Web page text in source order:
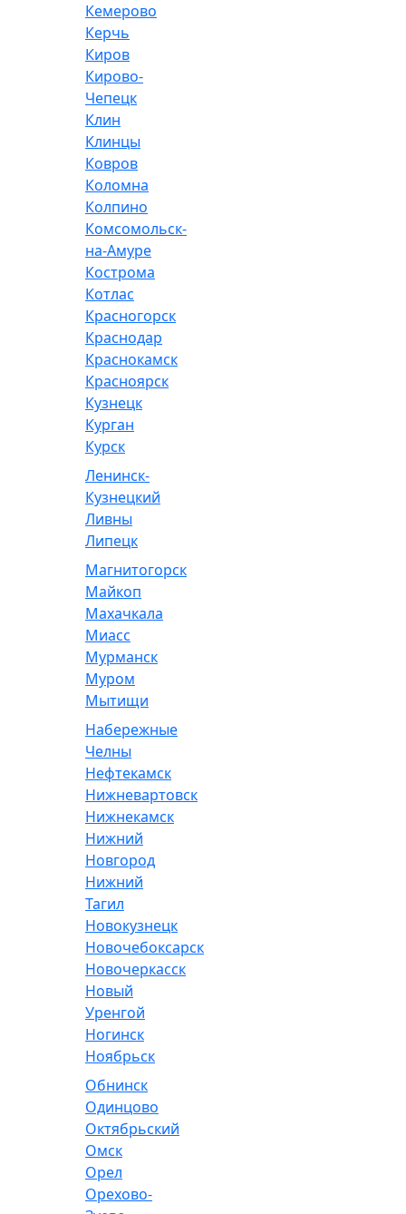
Кемерово
Керчь
Киров
Кирово-
Чепецк
Клин
Клинцы
Ковров
Коломна
Колпино
Комсомольск-
на-Амуре
Кострома
Котлас
Красногорск
Краснодар
Краснокамск
Красноярск
Кузнецк
Курган
Курск
Ленинск-
Кузнецкий
Ливны
Липецк
Магнитогорск
Майкоп
Махачкала
Миасс
Мурманск
Муром
Мытищи
Набережные
Челны
Нефтекамск
Нижневартовск
Нижнекамск
Нижний
Новгород
Нижний
Тагил
Новокузнецк
Новочебоксарск
Новочеркасск
Новый
Уренгой
Ногинск
Ноябрьск
Обнинск
Одинцово
Октябрьский
Омск
Орел
Орехово-